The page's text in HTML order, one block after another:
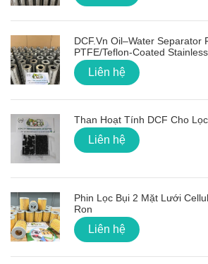
DCF.vn Oil–Water Separator
PTFE/Teflon‑Coated
Liên hệ
Than Hoạt Tính DCF Cho
Liên hệ
Phin Lọc Bụi 2 Mặt Lưới
Ron
Liên hệ